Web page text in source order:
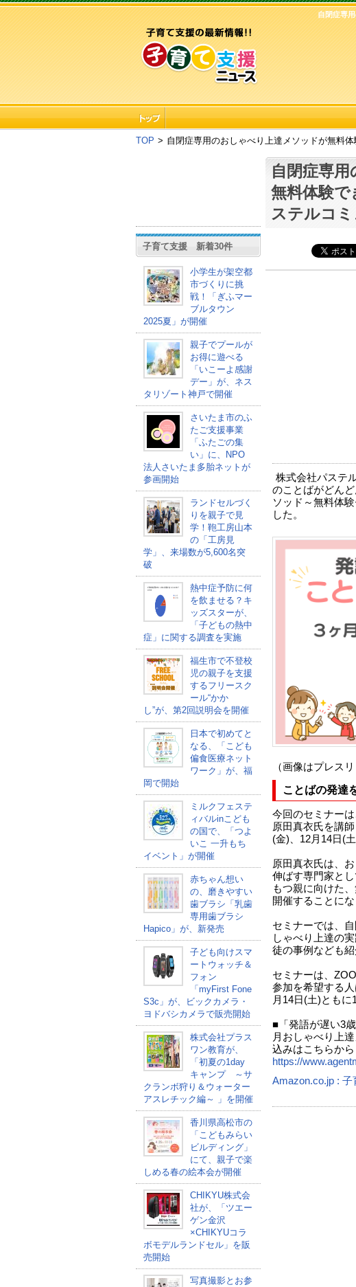
自閉症専
TOP > 自閉症専用のおしゃべり上達メソッドが無料
子育て支援 新着30件
小学生が架空都
市づくりに挑
戦！「ぎふマー
ブルタウン
2025夏」が開催
親子でプールが
お得に遊べる
「いこーよ感謝
デー」が、ネス
タリゾート神戸で開催
さいたま市のふ
たご支援事業
「ふたごの集
い」に、NPO
法人さいたま多胎ネットが
参画開始
ランドセルづく
りを親子で見
学！鞄工房山本
の「工房見
学」、来場数が5,600名突
破
熱中症予防に何
を飲ませる？キ
ッズスターが、
「子どもの熱中
症」に関する調査を実施
福生市で不登校
児の親子を支援
するフリースク
ール“かか
し”が、第2回説明会を開催
日本で初めてと
なる、「こども
偏食医療ネット
ワーク」が、福
岡で開始
ミルクフェステ
ィバルinこども
の国で、「つよ
いこ 一升もち
イベント」が開催
赤ちゃん想い
の、磨きやすい
歯ブラシ「乳歯
専用歯ブラシ
Hapico」が、新発売
子ども向けスマ
ートウォッチ＆
フォン
「myFirst Fone
S3c」が、ビックカメラ・
ヨドバシカメラで販売開始
株式会社プラス
ワン教育が、
「初夏の1day
キャンプ ～サ
クランボ狩り＆ウォーター
アスレチック編～ 」を開催
香川県高松市の
「こどもみらい
ビルディング」
にて、親子で楽
しめる春の絵本会が開催
CHIKYU株式会
社が、「ツエー
ゲン金沢
×CHIKYUコラ
ボモデルランドセル」を販
売開始
写真撮影とお参
自閉症専
無料体験
ステルコ
株式会社パステ
のことばがどん
ソッド～無料体
した。
（画像はプレス
ことばの発達
今回のセミナー
原田真衣氏を講
(金)、12月14日(土
原田真衣氏は、
伸ばす専門家と
もつ親に向けた
開催することにな
セミナーでは、
しゃべり上達の
徒の事例なども紹
セミナーは、
参加を希望する
月14日(土)ともに
■「発語が遅い3
月おしゃべり上
込みはこちらから
https://
Amazon.co.jp :